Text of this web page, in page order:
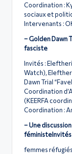
Coordination :
sociaux et
Intervenants :
– Golden Dawn
fasciste
Invités :
Watch),
Dawn Trial
Coordination
(KEERFA
Coordination :
– Une
féministeInvités
femmes